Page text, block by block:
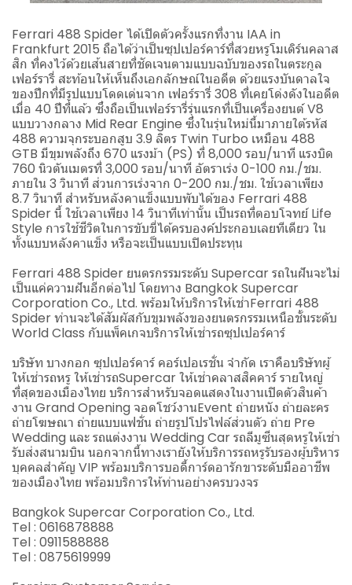
Ferrari 488 Spider ได้เปิดตัวครั้งแรกที่งาน IAA in
Frankfurt 2015 ถือได้ว่าเป็นซุปเปอร์คาร์ที่สวยหรูโมเดิร์นคลาส
สิก ที่คงไว้ด้วยเส้นสายที่ชัดเจนตามแบบฉบับของรถในตระกูล
เฟอร์รารี่ สะท้อนให้เห็นถึงเอกลักษณ์ในอดีต ด้วยแรงบันดาลใจ
ของปีกที่มีรูปแบบโดดเด่นจาก เฟอร์รารี่ 308 ที่เคยโด่งดังในอดีต
เมื่อ 40 ปีที่แล้ว ซึ่งถือเป็นเฟอร์รารี่รุ่นแรกที่เป็นเครื่องยนต์ V8
แบบวางกลาง Mid Rear Engine ซึ่งในรุ่นใหม่นี้มาภายใต้รหัส
488 ความจุกระบอกสูบ 3.9 ลิตร Twin Turbo เหมือน 488
GTB มีขุมพลังถึง 670 แรงม้า (PS) ที่ 8,000 รอบ/นาที แรงบิด
760 นิวตันเมตรที่ 3,000 รอบ/นาที อัตราเร่ง 0-100 กม./ชม.
ภายใน 3 วินาที ส่วนการเร่งจาก 0-200 กม./ชม. ใช้เวลาเพียง
8.7 วินาที สำหรับหลังคาแข็งแบบพับได้ของ Ferrari 488
Spider นี้ ใช้เวลาเพียง 14 วินาทีเท่านั้น เป็นรถที่ตอบโจทย์ Life
Style การใช้ชีวิตในการขับขี่ได้ครบองค์ประกอบเลยทีเดียว ใน
ทั้งแบบหลังคาแข็ง หรือจะเป็นแบบเปิดประทุน
Ferrari 488 Spider ยนตรกรรมระดับ Supercar รถในฝันจะไม่
เป็นแค่ความฝันอีกต่อไป โดยทาง Bangkok Supercar
Corporation Co., Ltd. พร้อมให้บริการให้เช่าFerrari 488
Spider ท่านจะได้สัมผัสกับขุมพลังของยนตรกรรมเหนือชั้นระดับ
World Class กับแพ็คเกจบริการให้เช่ารถซุปเปอร์คาร์
บริษัท บางกอก ซุปเปอร์คาร์ คอร์เปอเรชั่น จำกัด เราคือบริษัทผู้
ให้เช่ารถหรู ให้เช่ารถSupercar ให้เช่าคลาสสิคคาร์ รายใหญ่
ที่สุดของเมืองไทย บริการสำหรับจอดแสดงในงานเปิดตัวสินค้า
งาน Grand Opening จอดโชว์งานEvent ถ่ายหนัง ถ่ายละคร
ถ่ายโฆษณา ถ่ายแบบแฟชั่น ถ่ายรูปโปรไฟล์ส่วนตัว ถ่าย Pre
Wedding และ รถแต่งงาน Wedding Car รถลีมูซีนสุดหรูให้เช่า
รับส่งสนามบิน นอกจากนี้ทางเรายังให้บริการรถหรูรับรองผู้บริหาร
บุคคลสำคัญ VIP พร้อมบริการบอดี้การ์ดอารักขาระดับมืออาชีพ
ของเมืองไทย พร้อมบริการให้ท่านอย่างครบวงจร
Bangkok Supercar Corporation Co., Ltd.
Tel : 0616878888
Tel : 0911588888
Tel : 0875619999